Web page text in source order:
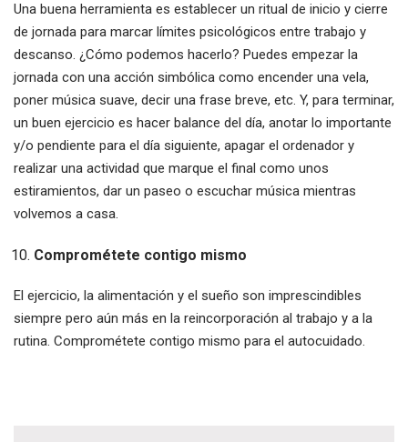
Una buena herramienta es establecer un ritual de inicio y cierre
de jornada para marcar límites psicológicos entre trabajo y
descanso. ¿Cómo podemos hacerlo? Puedes empezar la
jornada con una acción simbólica como encender una vela,
poner música suave, decir una frase breve, etc. Y, para terminar,
un buen ejercicio es hacer balance del día, anotar lo importante
y/o pendiente para el día siguiente, apagar el ordenador y
realizar una actividad que marque el final como unos
estiramientos, dar un paseo o escuchar música mientras
volvemos a casa.
Comprométete contigo mismo
El ejercicio, la alimentación y el sueño son imprescindibles
siempre pero aún más en la reincorporación al trabajo y a la
rutina. Comprométete contigo mismo para el autocuidado.